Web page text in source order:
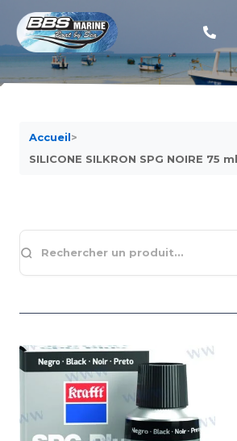
Accueil>
SILICONE SILKRON SPG NOIRE 75